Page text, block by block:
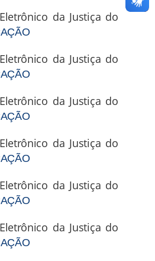
da Justiça do
da Justiça do
da Justiça do
da Justiça do
da Justiça do
da Justiça do